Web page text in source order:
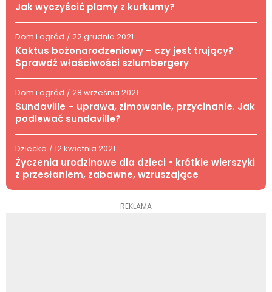
Jak wyczyścić plamy z kurkumy?
Dom i ogród / 22 grudnia 2021
Kaktus bożonarodzeniowy – czy jest trujący?
Sprawdź właściwości szlumbergery
Dom i ogród / 28 września 2021
Sundaville – uprawa, zimowanie, przycinanie. Jak
podlewać sundaville?
Dziecko / 12 kwietnia 2021
Życzenia urodzinowe dla dzieci - krótkie wierszyki
z przesłaniem, zabawne, wzruszające
REKLAMA